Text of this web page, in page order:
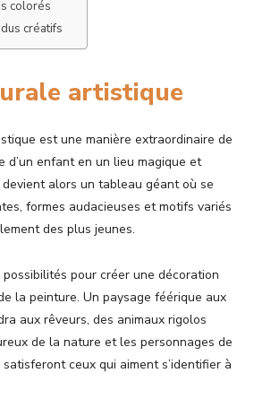
colorés
créatifs
artistique
est une manière extraordinaire de
d’un enfant en un lieu magique et
alors un tableau géant où se
formes audacieuses et motifs variés
des plus jeunes.
pour créer une décoration
la peinture. Un paysage féérique aux
aux rêveurs, des animaux rigolos
de la nature et les personnages de
ceux qui aiment s’identifier à